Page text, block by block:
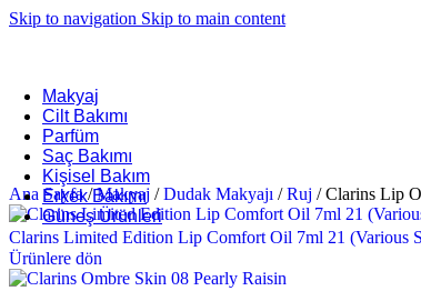
Skip to navigation Skip to main content
Makyaj
Cilt Bakımı
Parfüm
Saç Bakımı
Kişisel Bakım
Erkek Bakımı
Güneş Ürünleri
Ana Sayfa/ Makyaj / Dudak Makyajı / Ruj / Clarins Lip
Clarins Limited Edition Lip Comfort Oil 7ml 21 (Various
Ürünlere dön